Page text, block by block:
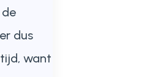
dus
want